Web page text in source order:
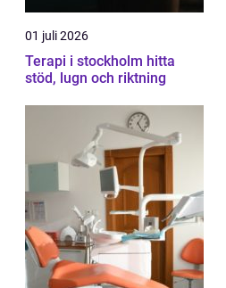
01 juli 2026
Terapi i stockholm hitta
stöd, lugn och riktning